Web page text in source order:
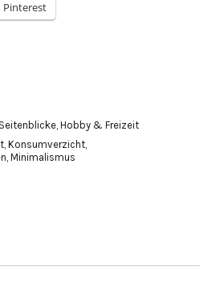
Pinterest
, Hobby & Freizeit
Konsumverzicht
Minimalismus